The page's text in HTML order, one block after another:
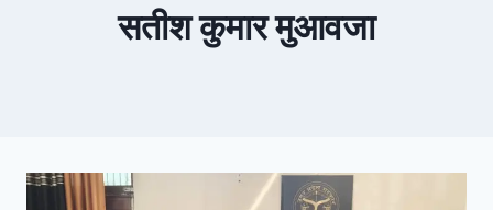
सतीश कुमार मुआवजा